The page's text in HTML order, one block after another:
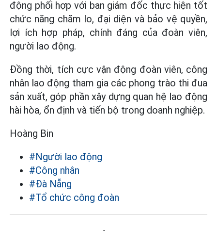
động phối hợp với ban giám đốc thực hiện tốt
chức năng chăm lo, đại diện và bảo vệ quyền,
lợi ích hợp pháp, chính đáng của đoàn viên,
người lao động.
Đồng thời, tích cực vận động đoàn viên, công
nhân lao động tham gia các phong trào thi đua
sản xuất, góp phần xây dựng quan hệ lao động
hài hòa, ổn định và tiến bộ trong doanh nghiệp.
Hoàng Bin
#Người lao động
#Công nhân
#Đà Nẵng
#Tổ chức công đoàn